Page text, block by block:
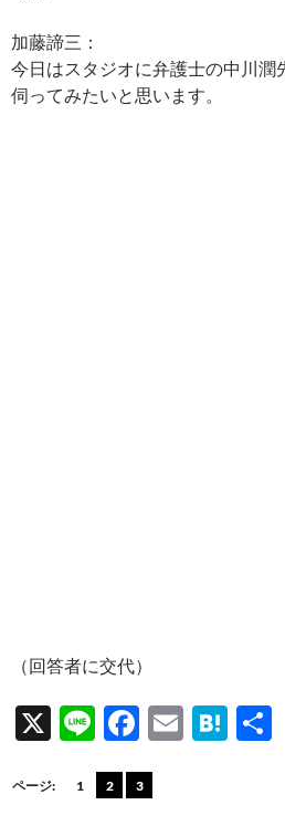
加藤諦三：
今日はスタジオに弁護士の中川潤
伺ってみたいと思います。
（回答者に交代）
X
Li
e
F
e
E
H
ページ: 1 2 3